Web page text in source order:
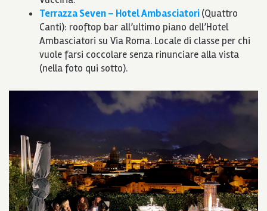
Terrazza Seven – Hotel Ambasciatori(Quattro
Canti): rooftop bar all’ultimo piano dell’Hotel
Ambasciatori su Via Roma. Locale di classe per chi
vuole farsi coccolare senza rinunciare alla vista
(nella foto qui sotto).